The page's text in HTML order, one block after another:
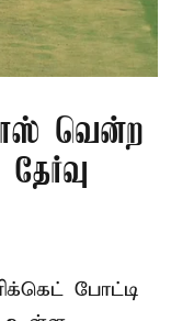
வென்ற
போட்டி